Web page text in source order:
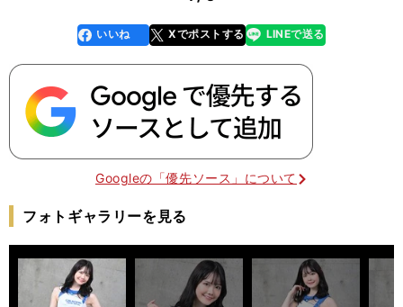
faceboo
k
いいね Xでポストする
line LINEで送る
Googleの「優先ソース」について
フォトギャラリーを見る